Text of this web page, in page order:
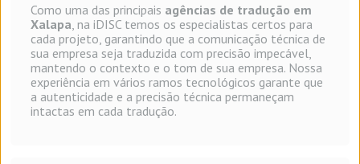
Como uma das principais agências de tradução em
Xalapa , na iDISC temos os especialistas certos para
cada projeto, garantindo que a comunicação técnica de
sua empresa seja traduzida com precisão impecável,
mantendo o contexto e o tom de sua empresa. Nossa
experiência em vários ramos tecnológicos garante que
a autenticidade e a precisão técnica permaneçam
intactas em cada tradução.